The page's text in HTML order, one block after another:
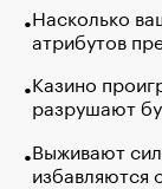
Насколько
атрибутов
Казино
разрушают
Выживают
избавляются